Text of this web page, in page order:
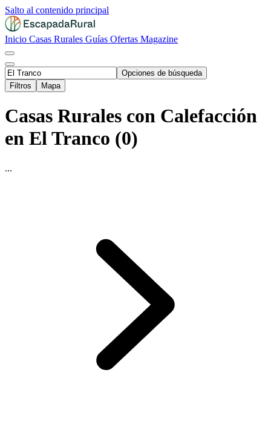
Salto al contenido principal
Inicio Casas Rurales Guías Ofertas Magazine
Opciones de búsqueda
Filtros
Mapa
Casas Rurales con Calefacción
en El Tranco (0)
...